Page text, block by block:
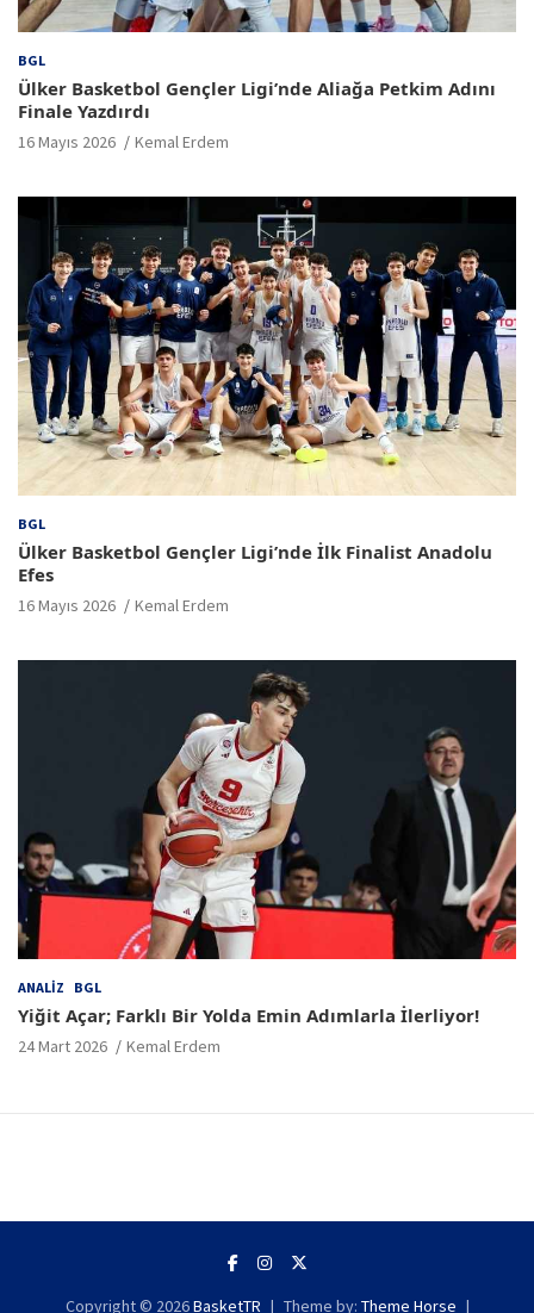
BGL
Ülker Basketbol Gençler Ligi’nde Aliağa Petkim Adını
Finale Yazdırdı
16 Mayıs 2026 Kemal Erdem
BGL
Ülker Basketbol Gençler Ligi’nde İlk Finalist Anadolu
Efes
16 Mayıs 2026 Kemal Erdem
ANALIZ BGL
Yiğit Açar; Farklı Bir Yolda Emin Adımlarla İlerliyor!
24 Mart 2026 Kemal Erdem
Copyright © 2026BasketTR Theme by: Theme Horse